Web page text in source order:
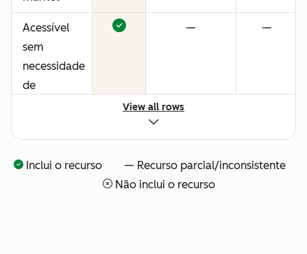
Acessível
sem
necessidade
de
configuração
técnica
— —
—
View all rows
Inclui o recurso — Recurso parcial/inconsistente
Não inclui o recurso